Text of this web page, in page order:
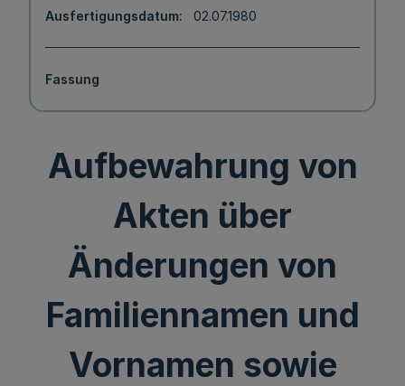
Ausfertigungsdatum 02.07.1980
Fassung
Aufbewahrung von
Akten über
Änderungen von
Familiennamen und
Vornamen sowie